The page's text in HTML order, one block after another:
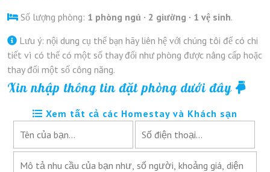
Số lượng phòng: 1 phòng ngủ · 2 giường · 1 vệ sinh.
Lưu ý: nội dung cụ thể bạn hãy liên hệ với chúng tôi để có chi
tiết vì có thể có một số thay đổi như phòng được nâng cấp hoặc
thay đổi một số công năng.
Xin nhập thông tin đặt phòng dưới đây
Xem tất cả các Homestay và Khách sạn